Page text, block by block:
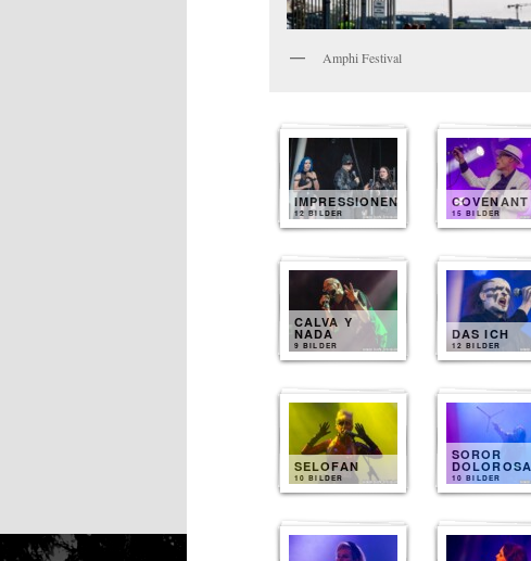
Amphi Festival
IMPRESSIONEN
12 BILDER
COVENANT
15 BILDER
CALVA Y
NADA
9 BILDER
DAS ICH
12 BILDER
SELOFAN
10 BILDER
SOROR
DOLOROSA
10 BILDER